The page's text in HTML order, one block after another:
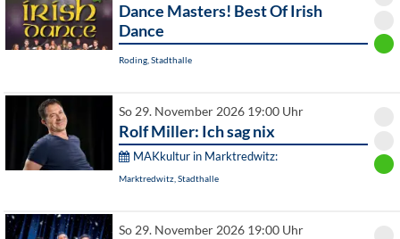
Dance Masters! Best Of Irish
Dance
Roding, Stadthalle
So 29. November 2026 19:00 Uhr
Rolf Miller: Ich sag nix
MAKkultur in Marktredwitz:
Marktredwitz, Stadthalle
So 29. November 2026 19:00 Uhr